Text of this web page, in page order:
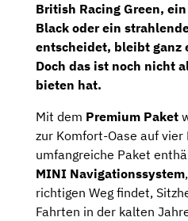
British Racing Green,
Black oder ein
entscheidet, bleibt ganz
Doch das ist noch nicht
bieten hat.
Mit dem Premium Paket
zur Komfort-Oase auf vier
umfangreiche Paket
MINI Navigationssystem
richtigen Weg findet,
Fahrten in der kalten